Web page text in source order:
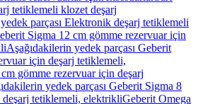
tetiklemeli klozet deşarj
parçası Elektronik deşarj tetiklemeli
Sigma 12 cm gömme rezervuar için
Aşağıdakilerin yedek parçası Geberit
için deşarj tetiklemeli,
gömme rezervuar için deşarj
yedek parçası Geberit Sigma 8
tetiklemeli, elektrikliGeberit Omega